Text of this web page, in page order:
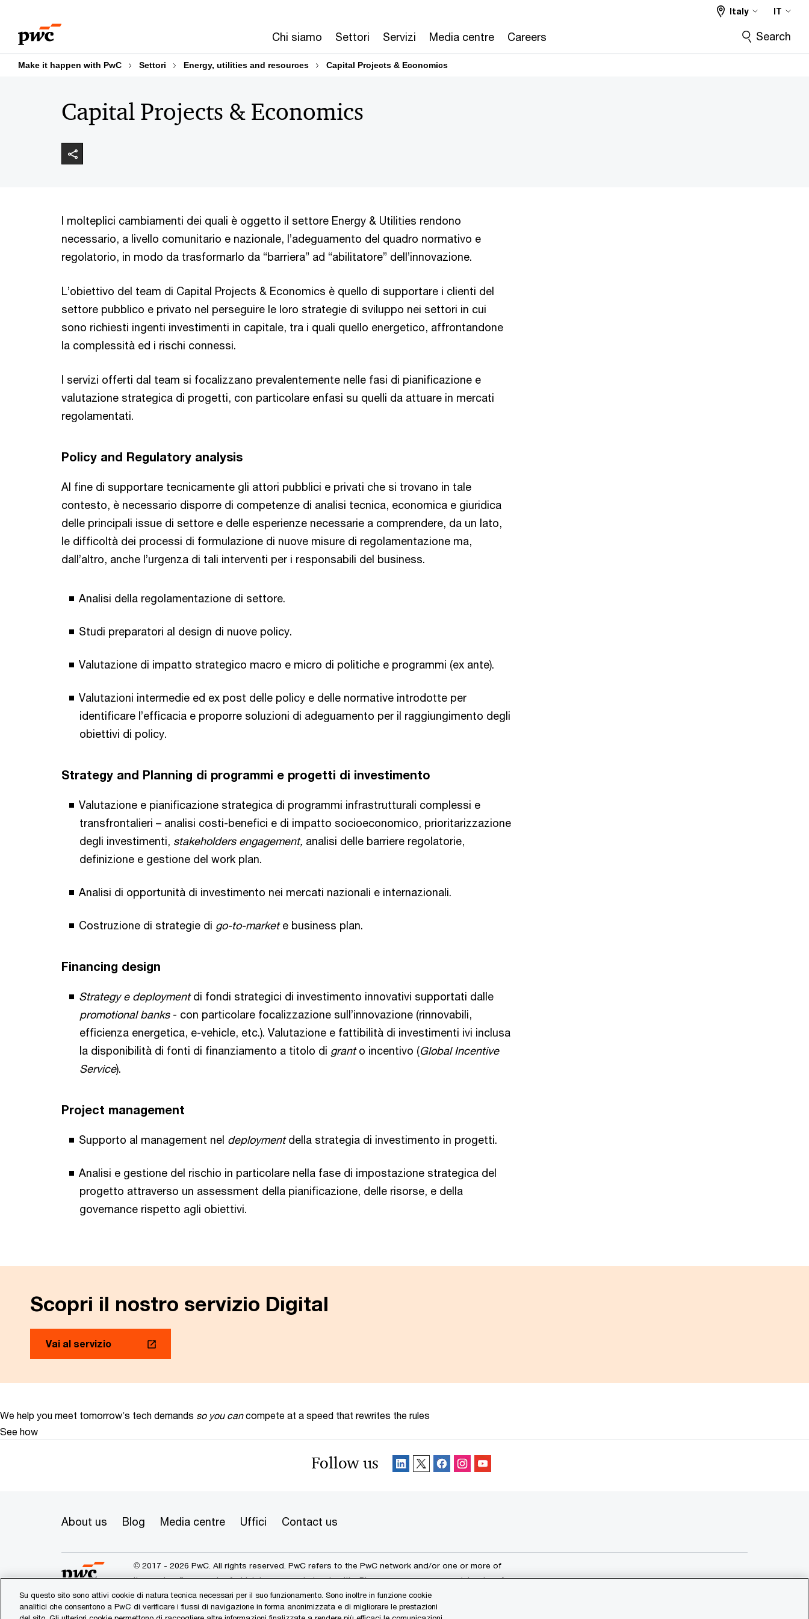
content
footer
Chi siamo Settori Servizi Media centre Careers
Italy IT
Search
Make it happen with PwC Settori Energy, utilities and resources Capital Projects & Economics
Capital Projects & Economics
I molteplici cambiamenti dei quali è oggetto il settore Energy & Utilities rendono
necessario, a livello comunitario e nazionale, l’adeguamento del quadro normativo e
regolatorio, in modo da trasformarlo da “barriera” ad “abilitatore” dell’innovazione.
L’obiettivo del team di Capital Projects & Economics è quello di supportare i clienti del
settore pubblico e privato nel perseguire le loro strategie di sviluppo nei settori in cui
sono richiesti ingenti investimenti in capitale, tra i quali quello energetico, affrontandone
la complessità ed i rischi connessi.
I servizi offerti dal team si focalizzano prevalentemente nelle fasi di pianificazione e
valutazione strategica di progetti, con particolare enfasi su quelli da attuare in mercati
regolamentati.
Policy and Regulatory analysis
Al fine di supportare tecnicamente gli attori pubblici e privati che si trovano in tale
contesto, è necessario disporre di competenze di analisi tecnica, economica e giuridica
delle principali issue di settore e delle esperienze necessarie a comprendere, da un lato,
le difficoltà dei processi di formulazione di nuove misure di regolamentazione ma,
dall’altro, anche l’urgenza di tali interventi per i responsabili del business.
Analisi della regolamentazione di settore.
Studi preparatori al design di nuove policy.
Valutazione di impatto strategico macro e micro di politiche e programmi (ex ante).
Valutazioni intermedie ed ex post delle policy e delle normative introdotte per
identificare l’efficacia e proporre soluzioni di adeguamento per il raggiungimento degli
obiettivi di policy.
Strategy and Planning di programmi e progetti di investimento
Valutazione e pianificazione strategica di programmi infrastrutturali complessi e
transfrontalieri – analisi costi-benefici e di impatto socioeconomico, prioritarizzazione
degli investimenti, stakeholders engagement, analisi delle barriere regolatorie,
definizione e gestione del work plan.
Analisi di opportunità di investimento nei mercati nazionali e internazionali.
Costruzione di strategie di go-to-markete business plan.
Financing design
Strategy e deploymentdi fondi strategici di investimento innovativi supportati dalle
promotional banks- con particolare focalizzazione sull’innovazione (rinnovabili,
efficienza energetica, e-vehicle, etc.). Valutazione e fattibilità di investimenti ivi inclusa
la disponibilità di fonti di finanziamento a titolo di granto incentivo (Global Incentive
Service).
Project management
Supporto al management nel deploymentdella strategia di investimento in progetti.
Analisi e gestione del rischio in particolare nella fase di impostazione strategica del
progetto attraverso un assessment della pianificazione, delle risorse, e della
governance rispetto agli obiettivi.
Scopri il nostro servizio Digital
Vai al servizio
We help you meet tomorrow’s tech demands so you can compete at a speed that rewrites the rules
See how
Follow us
About us Blog Media centre Uffici Contact us
© 2017 - 2026 PwC. All rights reserved. PwC refers to the PwC network and/or one or more of
its member firms, each of which is a separate legal entity. Please seewww.pwc.com/structurefor
further details.
Su questo sito sono attivi cookie di natura tecnica necessari per il suo funzionamento. Sono inoltre in funzione cookie
analitici che consentono a PwC di verificare i flussi di navigazione in forma anonimizzata e di migliorare le prestazioni